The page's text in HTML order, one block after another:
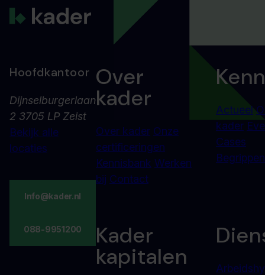
Hoofdkantoor
Dijnselburgerlaan
2 3705 LP Zeist
Bekijk alle
locaties
Info@kader.nl
088-9951200
Over
kader
Over kader Onze
certificeringen
Kennisbank Werken
bij Contact
Actueel
kader
Cases
Kader
kapitalen